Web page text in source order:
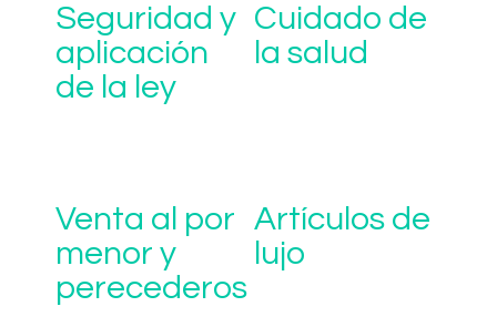
Seguridad y
aplicación
de la ley
Cuidado de
la salud
Venta al por
menor y
perecederos
Artículos de
lujo